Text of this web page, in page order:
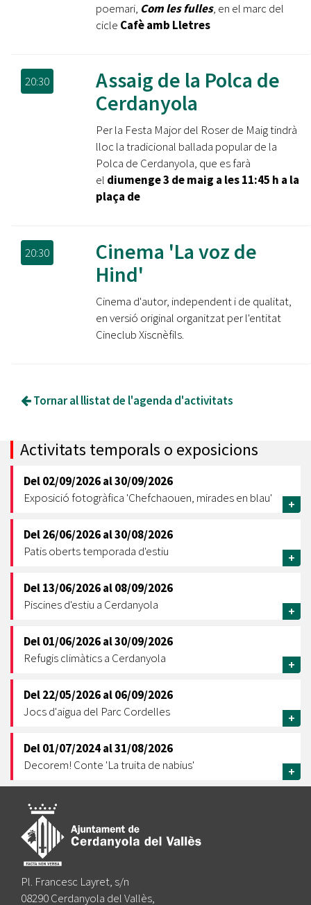
poemari, Com les fulles, en el marc del
cicle Cafè amb Lletres
20:30
Assaig de la Polca de
Cerdanyola
Per la Festa Major del Roser de Maig tindrà
lloc la tradicional ballada popular de la
Polca de Cerdanyola, que es farà
el diumenge 3 de maig a les 11:45 h a la
plaça de
20:30
Cinema 'La voz de
Hind'
Cinema d'autor, independent i de qualitat,
en versió original organitzat per l'entitat
Cineclub Xiscnèfils.
Tornar al llistat de l'agenda d'activitats
Activitats temporals o exposicions
Del02/09/2026al30/09/2026
Exposició fotogràfica 'Chefchaouen, mirades en blau'
+
Del26/06/2026al30/08/2026
Patis oberts temporada d'estiu
+
Del13/06/2026al08/09/2026
Piscines d'estiu a Cerdanyola
+
Del01/06/2026al30/09/2026
Refugis climàtics a Cerdanyola
+
Del22/05/2026al06/09/2026
Jocs d'aigua del Parc Cordelles
+
Del01/07/2024al31/08/2026
Decorem! Conte 'La truita de nabius'
+
Pl. Francesc Layret, s/n
08290 Cerdanyola del Vallès,